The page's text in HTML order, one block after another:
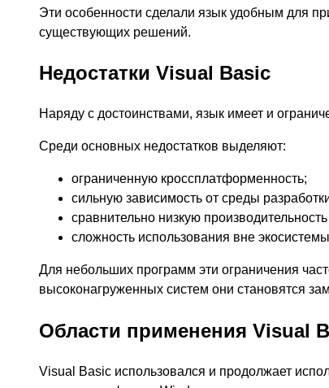
Эти особенности сделали язык удобным для
существующих решений.
Недостатки Visual Basic
Наряду с достоинствами, язык имеет и
Среди основных недостатков выделяют:
ограниченную кроссплатформенность;
сильную зависимость от среды
сравнительно низкую
сложность использования вне
Для небольших программ эти ограничения
высоконагруженных систем они становятся
Области применения Visual
Visual Basic использовался и продолжает